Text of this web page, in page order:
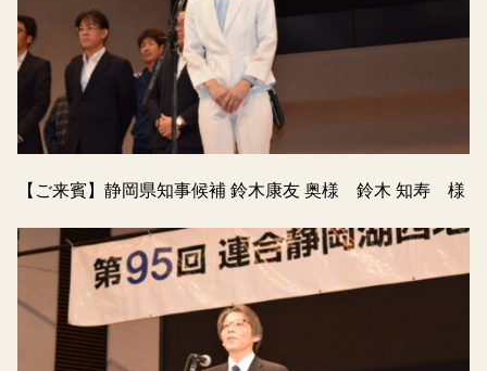
【ご来賓】静岡県知事候補 鈴木康友 奥様 鈴木 知寿 様